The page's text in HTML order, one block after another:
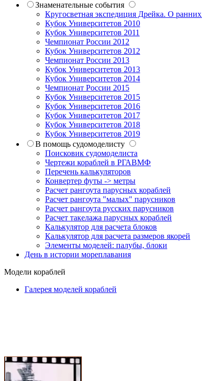
Знаменательные события
Кругосветная экспедиция Дрейка. О
Кубок Университетов 2010
Кубок Университетов 2011
Чемпионат России 2012
Кубок Университетов 2012
Чемпионат России 2013
Кубок Университетов 2013
Кубок Университетов 2014
Чемпионат России 2015
Кубок Университетов 2015
Кубок Университетов 2016
Кубок Университетов 2017
Кубок Университетов 2018
Кубок Университетов 2019
В помощь судомоделисту
Поисковик судомоделиста
Чертежи кораблей в РГАВМФ
Перечень калькуляторов
Конвертер футы -> метры
Расчет рангоута парусных кораблей
Расчет рангоута "малых" парусников
Расчет рангоута русских парусников
Расчет такелажа парусных кораблей
Калькулятор для расчета блоков
Калькулятор для расчета размеров якорей
Элементы моделей: палубы, блоки
День в истории мореплавания
Модели кораблей
Галерея моделей кораблей